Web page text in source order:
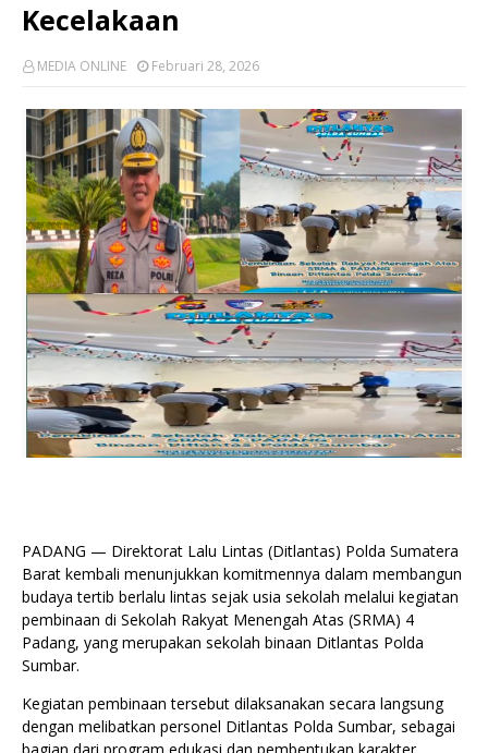
Kecelakaan
MEDIA ONLINE Februari 28, 2026
PADANG — Direktorat Lalu Lintas (Ditlantas) Polda Sumatera
Barat kembali menunjukkan komitmennya dalam membangun
budaya tertib berlalu lintas sejak usia sekolah melalui kegiatan
pembinaan di Sekolah Rakyat Menengah Atas (SRMA) 4
Padang, yang merupakan sekolah binaan Ditlantas Polda
Sumbar.
Kegiatan pembinaan tersebut dilaksanakan secara langsung
dengan melibatkan personel Ditlantas Polda Sumbar, sebagai
bagian dari program edukasi dan pembentukan karakter